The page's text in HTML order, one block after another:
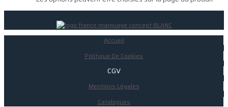
Accueil
Politique De Cookies
CGV
Mentions Légales
Catalogues